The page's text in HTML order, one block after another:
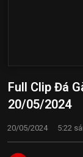
Full Clip Đá
20/05/2024
20/05/2024 5:22